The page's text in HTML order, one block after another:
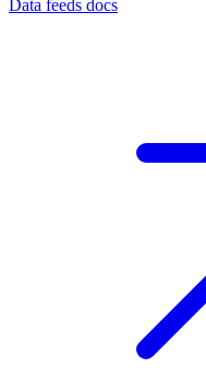
Data feeds docs